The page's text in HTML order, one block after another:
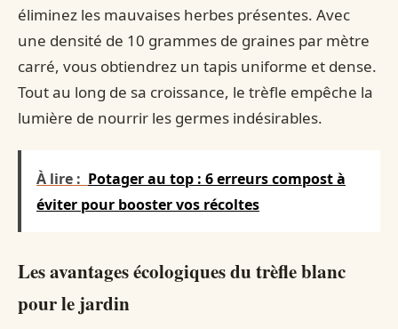
éliminez les mauvaises herbes présentes. Avec
une densité de 10 grammes de graines par mètre
carré, vous obtiendrez un tapis uniforme et dense.
Tout au long de sa croissance, le trèfle empêche la
lumière de nourrir les germes indésirables.
À lire : Potager au top : 6 erreurs compost à
éviter pour booster vos récoltes
Les avantages écologiques du trèfle blanc
pour le jardin